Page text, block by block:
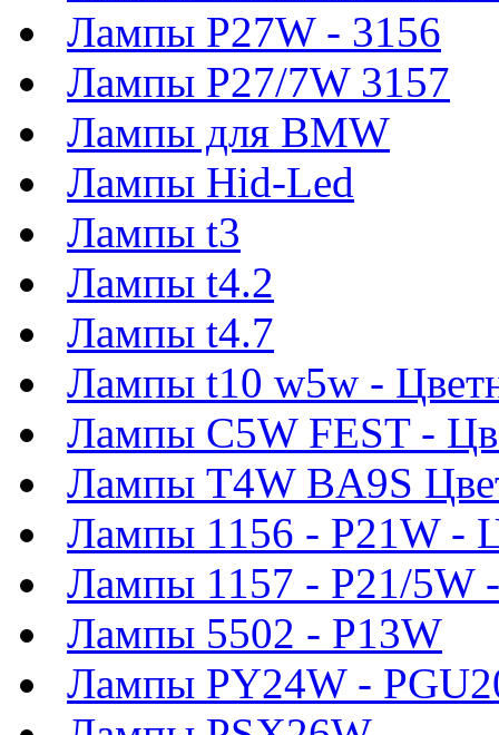
Лампы P27W - 3156
Лампы P27/7W 3157
Лампы для BMW
Лампы Hid-Led
Лампы t3
Лампы t4.2
Лампы t4.7
Лампы t10 w5w -
Лампы C5W FEST -
Лампы T4W BA9S
Лампы 1156 - P21W -
Лампы 1157 - P21/5W
Лампы 5502 - P13W
Лампы PY24W -